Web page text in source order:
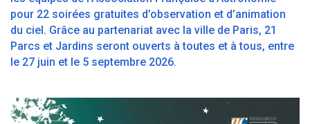
pour 22 soirées gratuites d’observation et d’animation
du ciel. Grâce au partenariat avec la ville de Paris, 21
Parcs et Jardins seront ouverts à toutes et à tous, entre
le 27 juin et le 5 septembre 2026.